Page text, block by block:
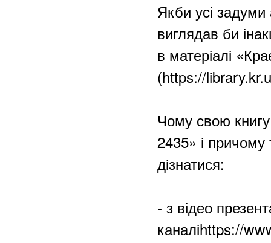
Якби усі задуми
виглядав би
в матеріалі
(https://
Чому свою
2435» і
дізнатися:
- з відео
каналіhttps://